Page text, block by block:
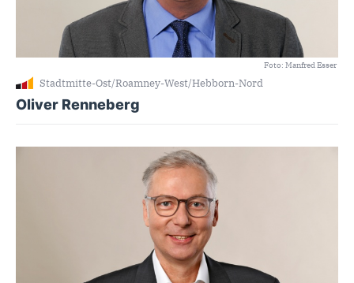
Foto: Manfred Esser
Stadtmitte-Ost/Roamney-West/Hebborn-Nord
Oliver Renneberg